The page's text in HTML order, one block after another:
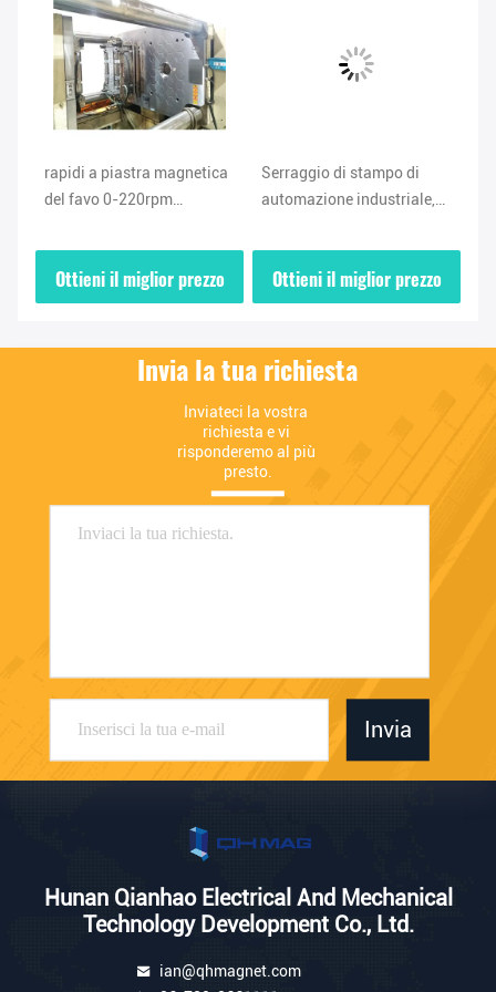
a piastra magnetica
favo 0-220rpm
ISO9001
Ottieni il miglior prezzo
Serraggio di stampo di
automazione industriale,
trasformisti del favo di
NdFeB
Ottieni il miglior prezzo
QHMAG
muore
Ottieni
Invia la tua richiesta
Inviateci la vostra
richiesta e vi
risponderemo al più
presto.
Invia
Hunan Qianhao Electrical And Mechanical
Technology Development Co., Ltd.
ian@qhmagnet.com